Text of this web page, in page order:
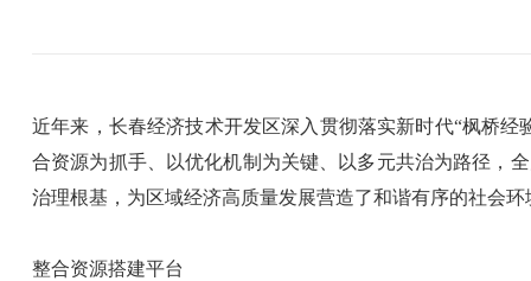
近年来，长春经济技术开发区深入贯彻落实新时代“枫桥
合资源为抓手、以优化机制为关键、以多元共治为路径，
治理根基，为区域经济高质量发展营造了和谐有序的社会环
整合资源搭建平台